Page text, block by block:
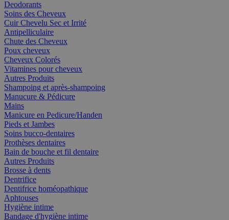
Deodorants
Soins des Cheveux
Cuir Chevelu Sec et Irrité
Antipelliculaire
Chute des Cheveux
Poux cheveux
Cheveux Colorés
Vitamines pour cheveux
Autres Produits
Shampoing et après-shampoing
Manucure & Pédicure
Mains
Manicure en Pedicure/Handen
Pieds et Jambes
Soins bucco-dentaires
Prothèses dentaires
Bain de bouche et fil dentaire
Autres Produits
Brosse à dents
Dentrifice
Dentifrice homéopathique
Aphtouses
Hygiène intime
Bandage d'hygiène intime